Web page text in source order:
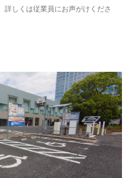
しくは従業員にお声がけくださ